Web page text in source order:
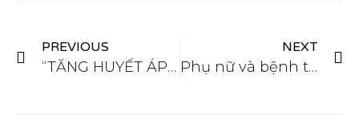
PREVIOUS
“TĂNG HUYẾT ÁP” : Các yếu tố nguy cơ
NEXT
Phụ nữ và bệnh tim mạch: Những điều cần làm và nên tránh